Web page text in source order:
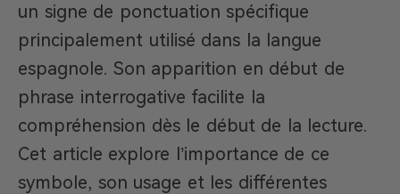
un signe de ponctuation spécifique
principalement utilisé dans la langue
espagnole. Son apparition en début de
phrase interrogative facilite la
compréhension dès le début de la lecture.
Cet article explore l’importance de ce
symbole, son usage et les différentes